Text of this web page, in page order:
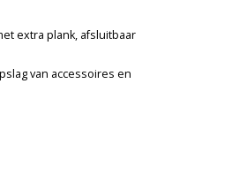
extra plank, afsluitbaar
van accessoires en